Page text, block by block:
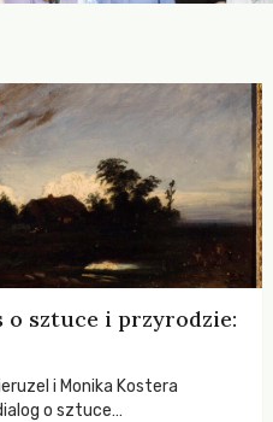
o sztuce i przyrodzie:
i Monika Kostera
o sztuce